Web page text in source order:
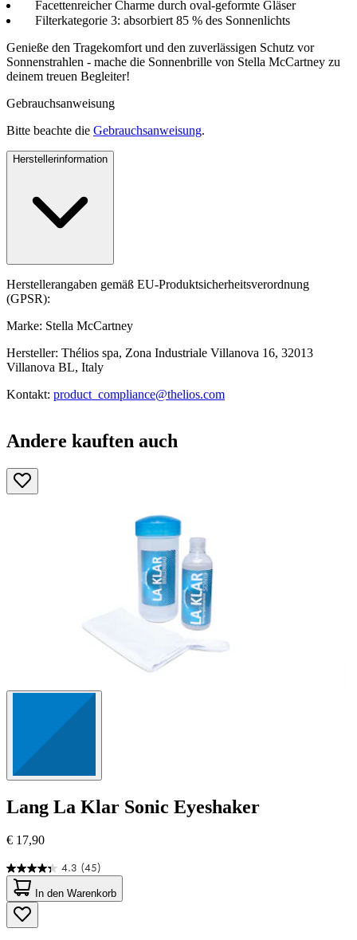
Facettenreicher Charme durch oval-geformte Gläser
Filterkategorie 3: absorbiert 85 % des Sonnenlichts
Genieße den Tragekomfort und den zuverlässigen Schutz vor
Sonnenstrahlen - mache die Sonnenbrille von Stella McCartney zu
deinem treuen Begleiter!
Gebrauchsanweisung
Bitte beachte die Gebrauchsanweisung.
Herstellerinformation
Herstellerangaben gemäß EU-Produktsicherheitsverordnung
(GPSR):
Marke: Stella McCartney
Hersteller: Thélios spa, Zona Industriale Villanova 16, 32013
Villanova BL, Italy
Kontakt: product_compliance@thelios.com
Andere kauften auch
Lang La Klar Sonic Eyeshaker
€ 17,90
4.3 (45)
4.3
von
5
Sternen.
45
In den Warenkorb